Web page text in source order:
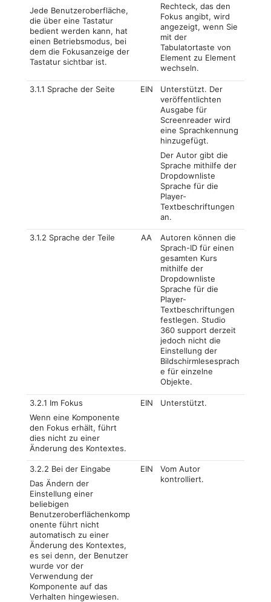
Jede Benutzeroberfläche,
die über eine Tastatur
bedient werden kann, hat
einen Betriebsmodus, bei
dem die Fokusanzeige der
Tastatur sichtbar ist.
Rechteck, das den
Fokus angibt, wird
angezeigt, wenn Sie
mit der
Tabulatortaste von
Element zu Element
wechseln.
3.1.1 Sprache der Seite EIN
Unterstützt. Der
veröffentlichten
Ausgabe für
Screenreader wird
eine Sprachkennung
hinzugefügt.
Der Autor gibt die
Sprache mithilfe der
Dropdownliste
Sprache für die
Player-
Textbeschriftungen
an.
3.1.2 Sprache der Teile AA
Autoren können die
Sprach-ID für einen
gesamten Kurs
mithilfe der
Dropdownliste
Sprache für die
Player-
Textbeschriftungen
festlegen. Studio
360 support derzeit
jedoch nicht die
Einstellung der
Bildschirmlesesprach
e für einzelne
Objekte.
3.2.1 Im Fokus
Wenn eine Komponente
den Fokus erhält, führt
dies nicht zu einer
Änderung des Kontextes.
EIN Unterstützt.
3.2.2 Bei der Eingabe
Das Ändern der
Einstellung einer
beliebigen
Benutzeroberflächenkomp
onente führt nicht
automatisch zu einer
Änderung des Kontextes,
es sei denn, der Benutzer
wurde vor der
Verwendung der
Komponente auf das
Verhalten hingewiesen.
EIN
Vom Autor
kontrolliert.